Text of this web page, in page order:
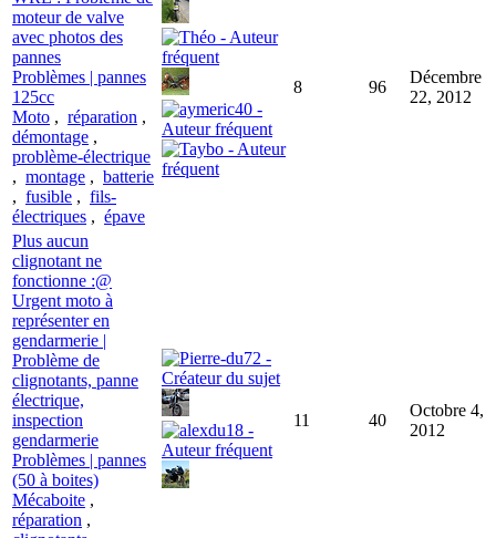
moteur de valve
avec photos des
pannes
Problèmes | pannes
125cc
Moto , réparation ,
démontage ,
problème-électrique
, montage , batterie
, fusible , fils-
électriques , épave
8 96
Décembre
22, 2012
Plus aucun
clignotant ne
fonctionne :@
Urgent moto à
représenter en
gendarmerie |
Problème de
clignotants, panne
électrique,
inspection
gendarmerie
Problèmes | pannes
(50 à boites)
Mécaboite ,
réparation ,
11 40
Octobre 4,
2012